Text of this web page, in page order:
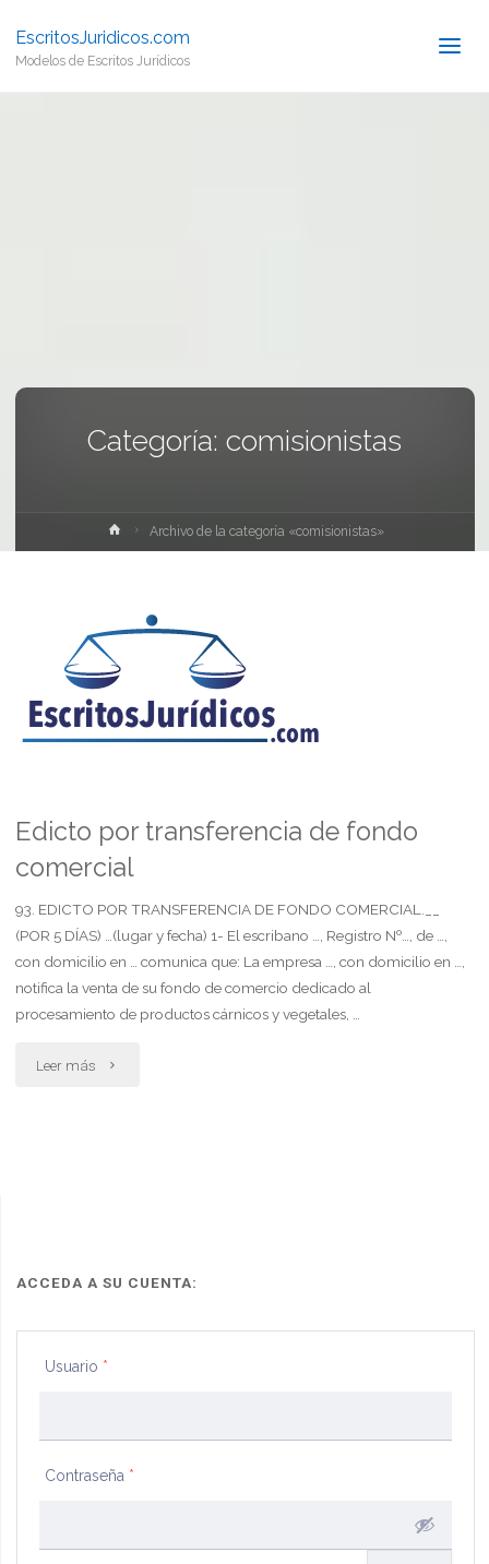
EscritosJuridicos.com
Modelos de Escritos Jurídicos
Categoría: comisionistas
InicioArchivo de la categoría «comisionistas»
Edicto por transferencia de fondo
comercial
93. EDICTO POR TRANSFERENCIA DE FONDO COMERCIAL.__
(POR 5 DÍAS) …(lugar y fecha) 1- El escribano …, Registro Nº…, de …,
con domicilio en … comunica que: La empresa …, con domicilio en …,
notifica la venta de su fondo de comercio dedicado al
procesamiento de productos cárnicos y vegetales, …
Leer más "Edicto
comercial"
ACCEDA A SU CUENTA:
Usuario *
Contraseña *